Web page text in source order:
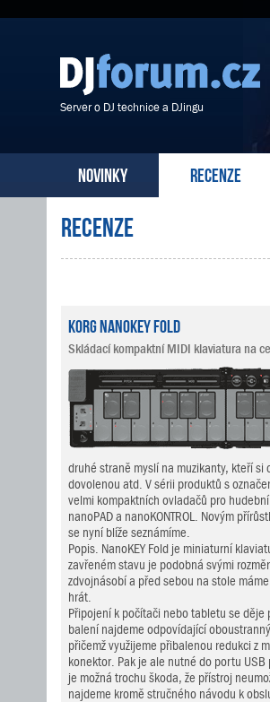
Server o DJ technice a DJingu
NOVINKY RECENZE
Recenze
KORG nanoKEY Fold
Skládací kompaktní MIDI klaviatura na
druhé straně myslí na muzikanty, kteří
dovolenou atd. V sérii produktů s
velmi kompaktních ovladačů pro
nanoPAD a nanoKONTROL. Novým
se nyní blíže seznámíme.
Popis. NanoKEY Fold je miniaturní
zavřeném stavu je podobná svými
zdvojnásobí a před sebou na stole
hrát.
Připojení k počítači nebo tabletu se
balení najdeme odpovídající
přičemž využijeme přibalenou redukci z
konektor. Pak je ale nutné do portu
je možná trochu škoda, že přístroj
najdeme kromě stručného návodu k